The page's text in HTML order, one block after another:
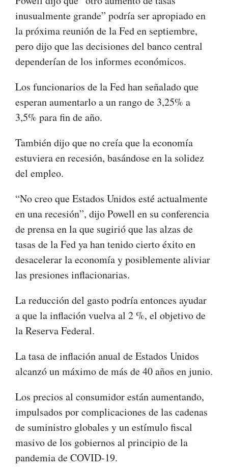
inusualmente grande” podría ser apropiado en
la próxima reunión de la Fed en septiembre,
pero dijo que las decisiones del banco central
dependerían de los informes económicos.
Los funcionarios de la Fed han señalado que
esperan aumentarlo a un rango de 3,25% a
3,5% para fin de año.
También dijo que no creía que la economía
estuviera en recesión, basándose en la solidez
del empleo.
“No creo que Estados Unidos esté actualmente
en una recesión”, dijo Powell en su conferencia
de prensa en la que sugirió que las alzas de
tasas de la Fed ya han tenido cierto éxito en
desacelerar la economía y posiblemente aliviar
las presiones inflacionarias.
La reducción del gasto podría entonces ayudar
a que la inflación vuelva al 2 %, el objetivo de
la Reserva Federal.
La tasa de inflación anual de Estados Unidos
alcanzó un máximo de más de 40 años en junio.
Los precios al consumidor están aumentando,
impulsados por complicaciones de las cadenas
de suministro globales y un estímulo fiscal
masivo de los gobiernos al principio de la
pandemia de COVID-19.